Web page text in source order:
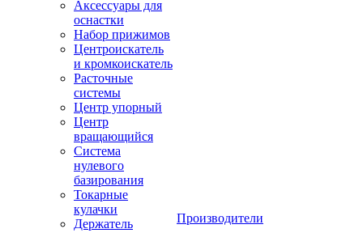
Аксессуары для
оснастки
Набор прижимов
Центроискатель
и кромкоискатель
Расточные
системы
Центр упорный
Центр
вращающийся
Система
нулевого
базирования
Токарные
кулачки
Держатель
Производители